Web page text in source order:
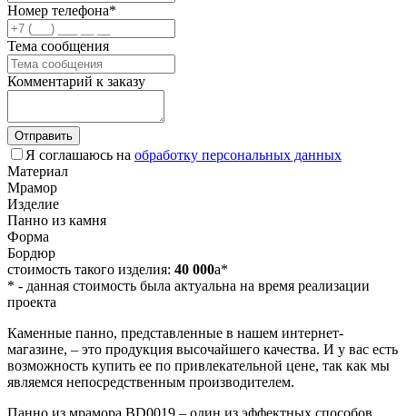
Номер телефона*
Тема сообщения
Комментарий к заказу
Отправить
Я соглашаюсь на обработку персональных данных
Материал
Мрамор
Изделие
Панно из камня
Форма
Бордюр
стоимость такого изделия: 40 000a*
* - данная стоимость была актуальна на время реализации
проекта
Каменные панно, представленные в нашем интернет-
магазине, – это продукция высочайшего качества. И у вас есть
возможность купить ее по привлекательной цене, так как мы
являемся непосредственным производителем.
Панно из мрамора BD0019 – один из эффектных способов